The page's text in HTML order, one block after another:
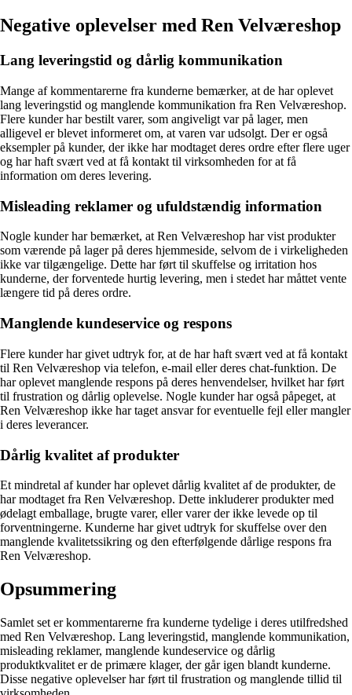
Negative oplevelser med Ren Velværeshop
Lang leveringstid og dårlig kommunikation
Mange af kommentarerne fra kunderne bemærker, at de har oplevet
lang leveringstid og manglende kommunikation fra Ren Velværeshop.
Flere kunder har bestilt varer, som angiveligt var på lager, men
alligevel er blevet informeret om, at varen var udsolgt. Der er også
eksempler på kunder, der ikke har modtaget deres ordre efter flere uger
og har haft svært ved at få kontakt til virksomheden for at få
information om deres levering.
Misleading reklamer og ufuldstændig information
Nogle kunder har bemærket, at Ren Velværeshop har vist produkter
som værende på lager på deres hjemmeside, selvom de i virkeligheden
ikke var tilgængelige. Dette har ført til skuffelse og irritation hos
kunderne, der forventede hurtig levering, men i stedet har måttet vente
længere tid på deres ordre.
Manglende kundeservice og respons
Flere kunder har givet udtryk for, at de har haft svært ved at få kontakt
til Ren Velværeshop via telefon, e-mail eller deres chat-funktion. De
har oplevet manglende respons på deres henvendelser, hvilket har ført
til frustration og dårlig oplevelse. Nogle kunder har også påpeget, at
Ren Velværeshop ikke har taget ansvar for eventuelle fejl eller mangler
i deres leverancer.
Dårlig kvalitet af produkter
Et mindretal af kunder har oplevet dårlig kvalitet af de produkter, de
har modtaget fra Ren Velværeshop. Dette inkluderer produkter med
ødelagt emballage, brugte varer, eller varer der ikke levede op til
forventningerne. Kunderne har givet udtryk for skuffelse over den
manglende kvalitetssikring og den efterfølgende dårlige respons fra
Ren Velværeshop.
Opsummering
Samlet set er kommentarerne fra kunderne tydelige i deres utilfredshed
med Ren Velværeshop. Lang leveringstid, manglende kommunikation,
misleading reklamer, manglende kundeservice og dårlig
produktkvalitet er de primære klager, der går igen blandt kunderne.
Disse negative oplevelser har ført til frustration og manglende tillid til